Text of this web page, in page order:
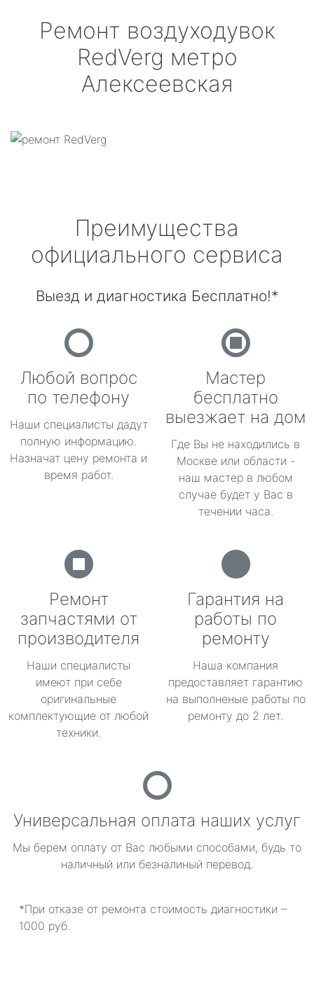
Ремонт воздуходувок
RedVerg метро
Алексеевская
Преимущества
официального сервиса
Выезд и диагностика Бесплатно!*
Любой вопрос
по телефону
Наши специалисты дадут
полную информацию.
Назначат цену ремонта и
время работ.
Мастер
бесплатно
выезжает на дом
Где Вы не находились в
Москве или области -
наш мастер в любом
случае будет у Вас в
течении часа.
Ремонт
запчастями от
производителя
Наши специалисты
имеют при себе
оригинальные
комплектующие от любой
техники.
Гарантия на
работы по
ремонту
Наша компания
предоставляет гарантию
на выполненые работы по
ремонту до 2 лет.
Универсальная оплата наших услуг
Мы берем оплату от Вас любыми способами, будь то
наличный или безналиный перевод.
*При отказе от ремонта стоимость диагностики –
1000 руб.